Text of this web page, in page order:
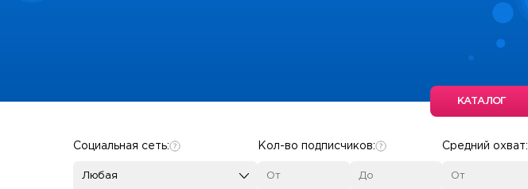
КАТАЛОГ
Социальная сеть:
Любая
Кол-во подписчиков: Средний охват: